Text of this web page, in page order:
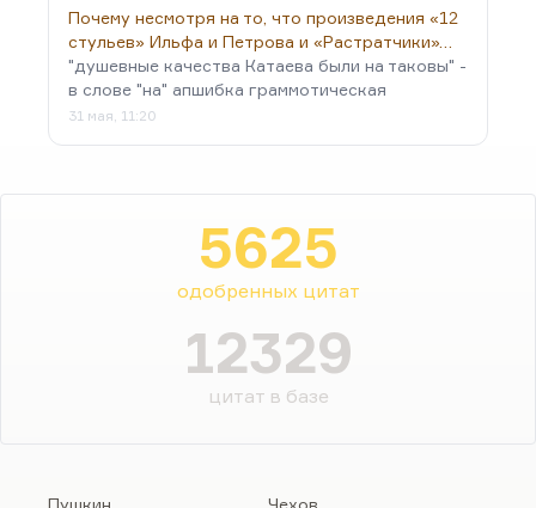
Почему несмотря на то, что произведения «12
стульев» Ильфа и Петрова и «Растратчики»…
"душевные качества Катаева были на таковы" -
в слове "на" апшибка граммотическая
31 мая, 11:20
5625
одобренных цитат
12329
цитат в базе
Пушкин
Чехов